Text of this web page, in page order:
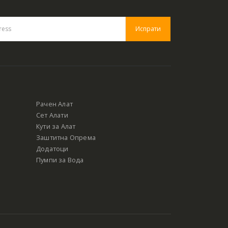
Рачен Алат
Сет Алати
Кути за Алат
Заштитна Опрема
Додатоци
Пумпи за Вода